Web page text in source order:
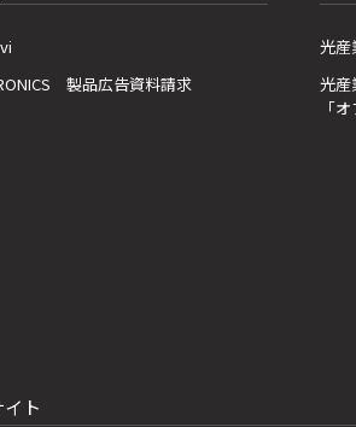
製品広告資料請求
光産
光産
「
ト